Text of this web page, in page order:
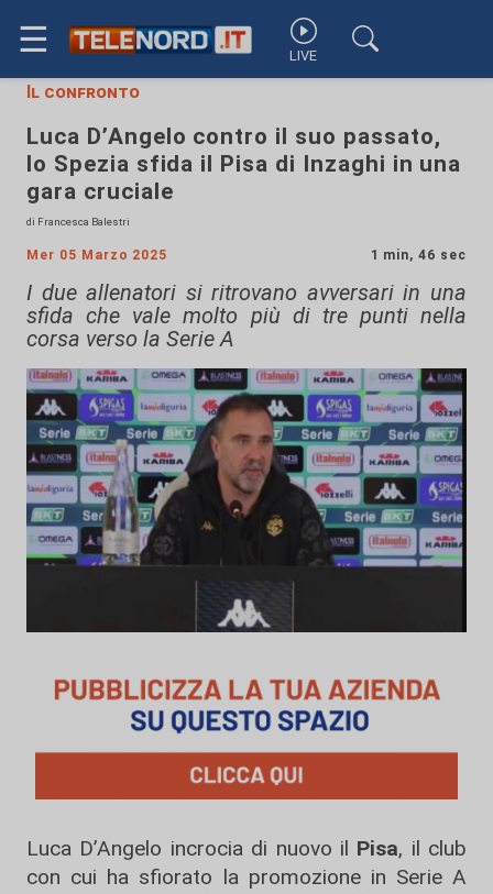
☰ LIVE
Il confronto
Luca D’Angelo contro il suo passato,
lo Spezia sfida il Pisa di Inzaghi in una
gara cruciale
di Francesca Balestri
Mer 05 Marzo 2025 1 min, 46 sec
I due allenatori si ritrovano avversari in una
sfida che vale molto più di tre punti nella
corsa verso la Serie A
Luca D’Angelo incrocia di nuovo il Pisa, il club
con cui ha sfiorato la promozione in Serie A